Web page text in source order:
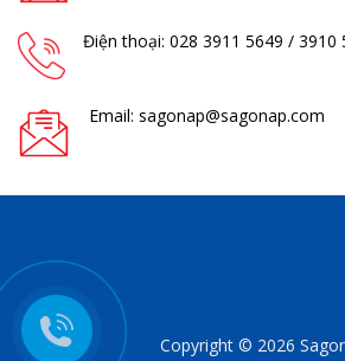
Điện thoại: 028 3911 5649 / 3910
Email: sagonap@sagonap.com
Copyright © 2026